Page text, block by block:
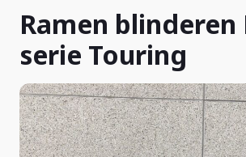
Ramen blinderen
serie Touring